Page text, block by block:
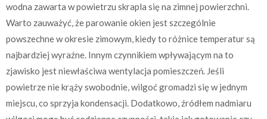
wodna zawarta w powietrzu skrapla się na zimnej powierzchni.
Warto zauważyć, że parowanie okien jest szczególnie
powszechne w okresie zimowym, kiedy to różnice temperatur są
najbardziej wyraźne. Innym czynnikiem wpływającym na to
zjawisko jest niewłaściwa wentylacja pomieszczeń. Jeśli
powietrze nie krąży swobodnie, wilgoć gromadzi się w jednym
miejscu, co sprzyja kondensacji. Dodatkowo, źródłem nadmiaru